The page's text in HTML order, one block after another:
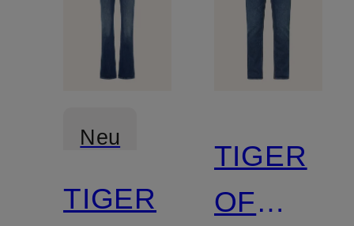
Neu
TIGER
TIGER
OF